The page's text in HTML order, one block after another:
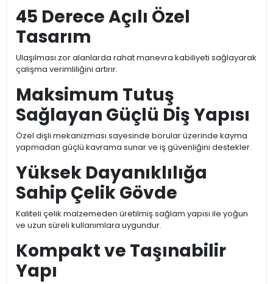
45 Derece Açılı Özel
Tasarım
Ulaşılması zor alanlarda rahat manevra kabiliyeti sağlayarak
çalışma verimliliğini artırır.
Maksimum Tutuş
Sağlayan Güçlü Diş Yapısı
Özel dişli mekanizması sayesinde borular üzerinde kayma
yapmadan güçlü kavrama sunar ve iş güvenliğini destekler.
Yüksek Dayanıklılığa
Sahip Çelik Gövde
Kaliteli çelik malzemeden üretilmiş sağlam yapısı ile yoğun
ve uzun süreli kullanımlara uygundur.
Kompakt ve Taşınabilir
Yapı